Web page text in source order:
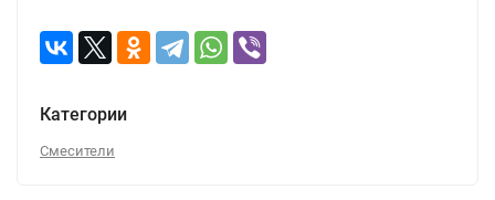
Категории
Смесители